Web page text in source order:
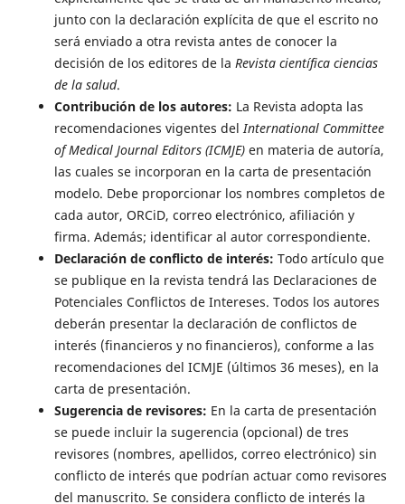
junto con la declaración explícita de que el escrito no
será enviado a otra revista antes de conocer la
decisión de los editores de la Revista científica ciencias
de la salud.
Contribución de los autores: La Revista adopta las
recomendaciones vigentes delInternational Committee
of Medical Journal Editors (ICMJE)en materia de autoría,
las cuales se incorporan en la carta de presentación
modelo. Debe proporcionar los nombres completos de
cada autor, ORCiD, correo electrónico, afiliación y
firma. Además; identificar al autor correspondiente.
Declaración de conflicto de interés: Todo artículo que
se publique en la revista tendrá las Declaraciones de
Potenciales Conflictos de Intereses. Todos los autores
deberán presentar la declaración de conflictos de
interés (financieros y no financieros), conforme a las
recomendaciones del ICMJE (últimos 36 meses), en la
carta de presentación.
Sugerencia de revisores: En la carta de presentación
se puede incluir la sugerencia (opcional) de tres
revisores (nombres, apellidos, correo electrónico) sin
conflicto de interés que podrían actuar como revisores
del manuscrito. Se considera conflicto de interés la